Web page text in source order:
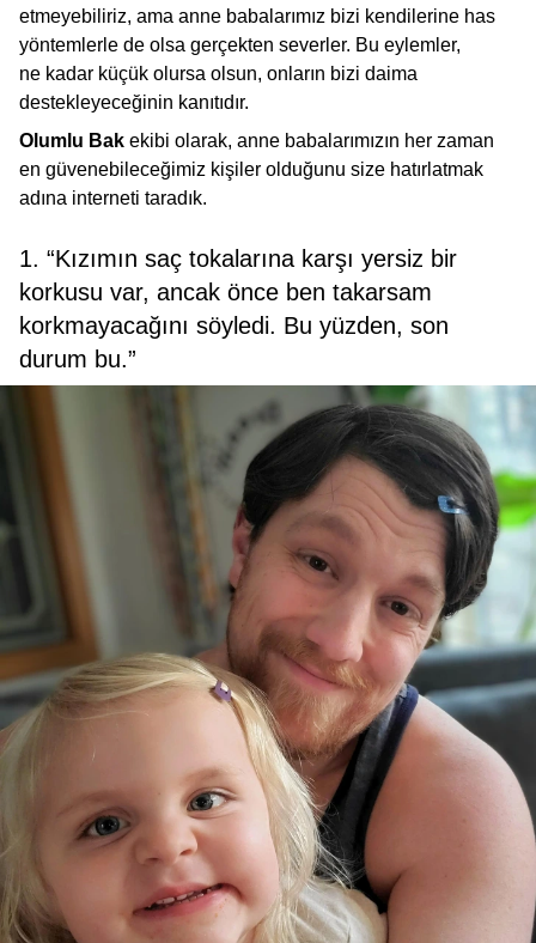
etmeyebiliriz, ama anne babalarımız bizi kendilerine has
yöntemlerle de olsa gerçekten severler. Bu eylemler,
ne kadar küçük olursa olsun, onların bizi daima
destekleyeceğinin kanıtıdır.
Olumlu Bak ekibi olarak, anne babalarımızın her zaman
en güvenebileceğimiz kişiler olduğunu size hatırlatmak
adına interneti taradık.
1. “Kızımın saç tokalarına karşı yersiz bir
korkusu var, ancak önce ben takarsam
korkmayacağını söyledi. Bu yüzden, son
durum bu.”